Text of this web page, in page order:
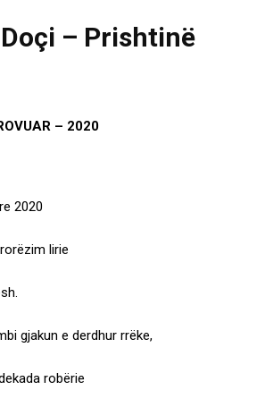
– Prishtinë
– 2020
2020
lirie
gjakun e derdhur rrëke,
robërie